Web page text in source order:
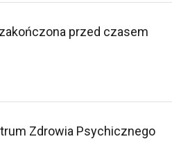
przed czasem
Zdrowia Psychicznego